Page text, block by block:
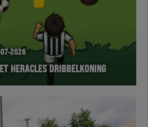
2026
HERACLES DRIBBELKONING